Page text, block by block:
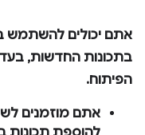
אתם יכולים להשתמש
בתכונות החדשות,
הפיתוח.
אתם מוזמנים